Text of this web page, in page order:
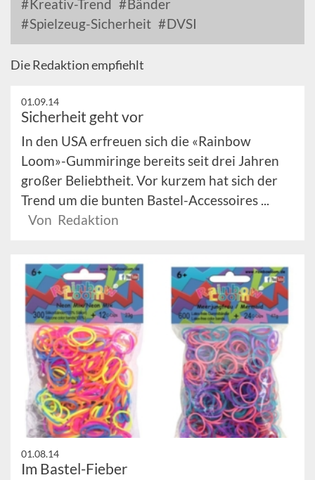
Kreativ-Trend
Bänder
Spielzeug-Sicherheit
DVSI
Die Redaktion empfiehlt
01.09.14
Sicherheit geht vor
In den USA erfreuen sich die «Rainbow
Loom»-Gummiringe bereits seit drei Jahren
großer Beliebtheit. Vor kurzem hat sich der
Trend um die bunten Bastel-Accessoires ...
Von Redaktion
01.08.14
Im Bastel-Fieber